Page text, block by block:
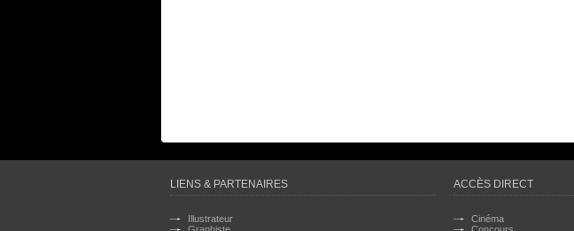
LIENS & PARTENAIRES
Illustrateur
ACCÈS DIRECT
Cinéma